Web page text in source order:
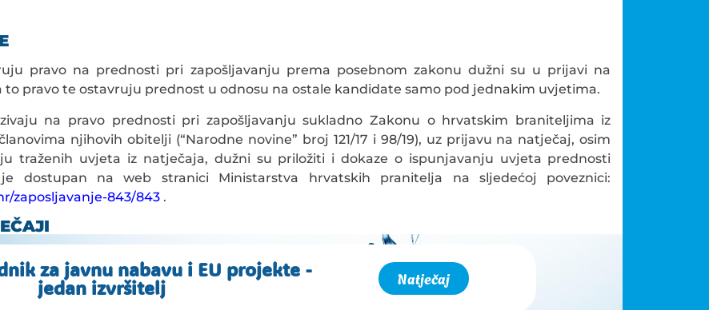
pravo na prednosti pri zapošljavanju prema posebnom zakonu dužni su u prijavi na
to pravo te ostavruju prednost u odnosu na ostale kandidate samo pod jednakim uvjetima.
na pravo prednosti pri zapošljavanju sukladno Zakonu o hrvatskim braniteljima iz
njihovih obitelji (“Narodne novine” broj 121/17 i 98/19), uz prijavu na natječaj, osim
traženih uvjeta iz natječaja, dužni su priložiti i dokaze o ispunjavanju uvjeta prednosti
dostupan na web stranici Ministarstva hrvatskih pranitelja na sljedećoj poveznici:
zaposljavanje-843/843.
za javnu nabavu i EU projekte -
jedan izvršitelj Natječaj